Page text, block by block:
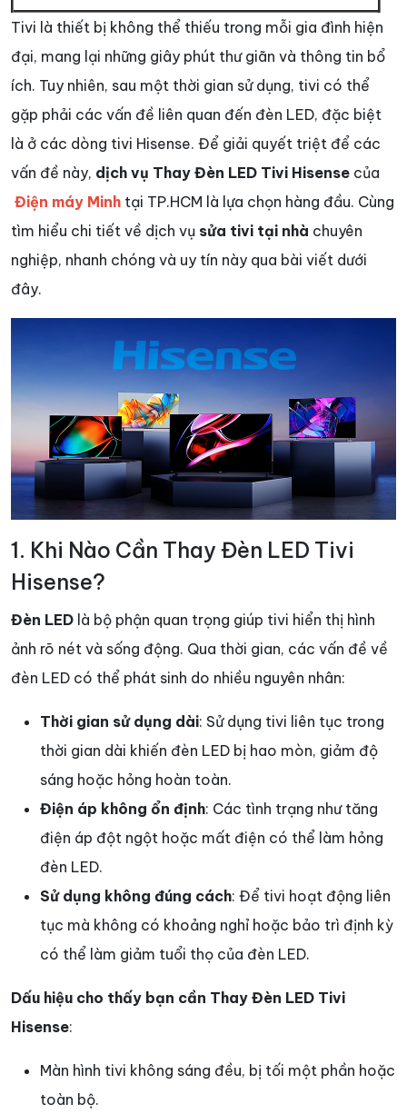
Tivi là thiết bị không thể thiếu trong mỗi gia đình hiện
đại, mang lại những giây phút thư giãn và thông tin bổ
ích. Tuy nhiên, sau một thời gian sử dụng, tivi có thể
gặp phải các vấn đề liên quan đến đèn LED, đặc biệt
là ở các dòng tivi Hisense. Để giải quyết triệt để các
vấn đề này, dịch vụ Thay Đèn LED Tivi Hisense của
Điện máy Minh tại TP.HCM là lựa chọn hàng đầu. Cùng
tìm hiểu chi tiết về dịch vụ sửa tivi tại nhà chuyên
nghiệp, nhanh chóng và uy tín này qua bài viết dưới
đây.
1. Khi Nào Cần Thay Đèn LED Tivi
Hisense?
Đèn LED là bộ phận quan trọng giúp tivi hiển thị hình
ảnh rõ nét và sống động. Qua thời gian, các vấn đề về
đèn LED có thể phát sinh do nhiều nguyên nhân:
Thời gian sử dụng dài: Sử dụng tivi liên tục trong
thời gian dài khiến đèn LED bị hao mòn, giảm độ
sáng hoặc hỏng hoàn toàn.
Điện áp không ổn định: Các tình trạng như tăng
điện áp đột ngột hoặc mất điện có thể làm hỏng
đèn LED.
Sử dụng không đúng cách: Để tivi hoạt động liên
tục mà không có khoảng nghỉ hoặc bảo trì định kỳ
có thể làm giảm tuổi thọ của đèn LED.
Dấu hiệu cho thấy bạn cần Thay Đèn LED Tivi
Hisense:
Màn hình tivi không sáng đều, bị tối một phần hoặc
toàn bộ.